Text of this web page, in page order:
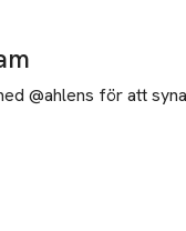
@ahlens för att